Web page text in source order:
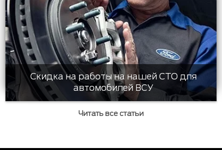
Скидка на работы на нашей СТО для
автомобилей ВСУ
Читать все статьи